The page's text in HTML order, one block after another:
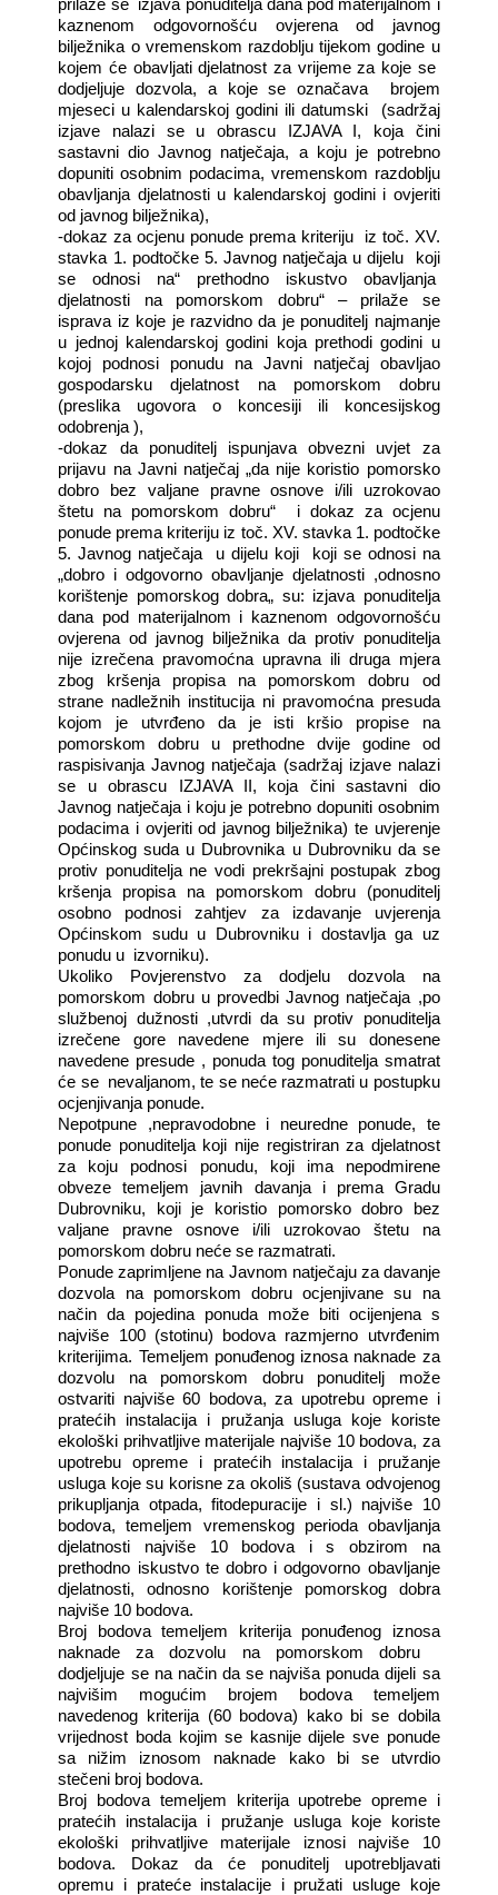
prilaže se izjava ponuditelja dana pod materijalnom i
kaznenom odgovornošću ovjerena od javnog
bilježnika o vremenskom razdoblju tijekom godine u
kojem će obavljati djelatnost za vrijeme za koje se
dodjeljuje dozvola, a koje se označava
brojem
mjeseci u kalendarskoj godini ili datumski
(sadržaj
izjave nalazi se u obrascu IZJAVA I, koja čini
sastavni dio Javnog natječaja, a koju je potrebno
dopuniti osobnim podacima, vremenskom razdoblju
obavljanja djelatnosti u kalendarskoj godini i ovjeriti
od javnog bilježnika),
-dokaz za ocjenu ponude prema kriteriju
iz toč. XV.
stavka 1. podtočke 5. Javnog natječaja u dijelu
koji
se odnosi na“ prethodno iskustvo obavljanja
djelatnosti na pomorskom dobru“ – prilaže se
isprava iz koje je razvidno da je ponuditelj najmanje
u jednoj kalendarskoj godini koja prethodi godini u
kojoj podnosi ponudu na Javni natječaj obavljao
gospodarsku djelatnost na pomorskom dobru
(preslika ugovora o koncesiji ili koncesijskog
odobrenja ),
-dokaz da ponuditelj ispunjava obvezni uvjet za
prijavu na Javni natječaj „da nije koristio pomorsko
dobro bez valjane pravne osnove i/ili uzrokovao
štetu na pomorskom dobru“
i dokaz za ocjenu
ponude prema kriteriju iz toč. XV. stavka 1. podtočke
5. Javnog natječaja
u dijelu koji
koji se odnosi na
„dobro i odgovorno obavljanje djelatnosti ,odnosno
korištenje pomorskog dobra„ su: izjava ponuditelja
dana pod materijalnom i kaznenom odgovornošću
ovjerena od javnog bilježnika da protiv ponuditelja
nije izrečena pravomoćna upravna ili druga mjera
zbog kršenja propisa na pomorskom dobru od
strane nadležnih institucija ni pravomoćna presuda
kojom je utvrđeno da je isti kršio propise na
pomorskom dobru u prethodne dvije godine od
raspisivanja Javnog natječaja (sadržaj izjave nalazi
se u obrascu IZJAVA II, koja čini sastavni dio
Javnog natječaja i koju je potrebno dopuniti osobnim
podacima i ovjeriti od javnog bilježnika) te uvjerenje
Općinskog suda u Dubrovnika u Dubrovniku da se
protiv ponuditelja ne vodi prekršajni postupak zbog
kršenja propisa na pomorskom dobru (ponuditelj
osobno podnosi zahtjev za izdavanje uvjerenja
Općinskom sudu u Dubrovniku i dostavlja ga uz
ponudu u izvorniku).
Ukoliko Povjerenstvo za dodjelu dozvola na
pomorskom dobru u provedbi Javnog natječaja ,po
službenoj dužnosti ,utvrdi da su protiv ponuditelja
izrečene gore navedene mjere ili su donesene
navedene presude , ponuda tog ponuditelja smatrat
će se nevaljanom, te se neće razmatrati u postupku
ocjenjivanja ponude.
Nepotpune ,nepravodobne i neuredne ponude, te
ponude ponuditelja koji nije registriran za djelatnost
za koju podnosi ponudu, koji ima nepodmirene
obveze temeljem javnih davanja i prema Gradu
Dubrovniku, koji je koristio pomorsko dobro bez
valjane pravne osnove i/ili uzrokovao štetu na
pomorskom dobru neće se razmatrati.
Ponude zaprimljene na Javnom natječaju za davanje
dozvola na pomorskom dobru ocjenjivane su na
način da pojedina ponuda može biti ocijenjena s
najviše 100 (stotinu) bodova razmjerno utvrđenim
kriterijima. Temeljem ponuđenog iznosa naknade za
dozvolu na pomorskom dobru ponuditelj može
ostvariti najviše 60 bodova, za upotrebu opreme i
pratećih instalacija i pružanja usluga koje koriste
ekološki prihvatljive materijale najviše 10 bodova, za
upotrebu opreme i pratećih instalacija i pružanje
usluga koje su korisne za okoliš (sustava odvojenog
prikupljanja otpada, fitodepuracije i sl.) najviše 10
bodova, temeljem vremenskog perioda obavljanja
djelatnosti najviše 10 bodova i s obzirom na
prethodno iskustvo te dobro i odgovorno obavljanje
djelatnosti, odnosno korištenje pomorskog dobra
najviše 10 bodova.
Broj bodova temeljem kriterija ponuđenog iznosa
naknade za dozvolu na pomorskom dobru
dodjeljuje se na način da se najviša ponuda dijeli sa
najvišim mogućim brojem bodova temeljem
navedenog kriterija (60 bodova) kako bi se dobila
vrijednost boda kojim se kasnije dijele sve ponude
sa nižim iznosom naknade kako bi se utvrdio
stečeni broj bodova.
Broj bodova temeljem kriterija upotrebe opreme i
pratećih instalacija i pružanje usluga koje koriste
ekološki prihvatljive materijale iznosi najviše 10
bodova. Dokaz da će ponuditelj upotrebljavati
opremu i prateće instalacije i pružati usluge koje